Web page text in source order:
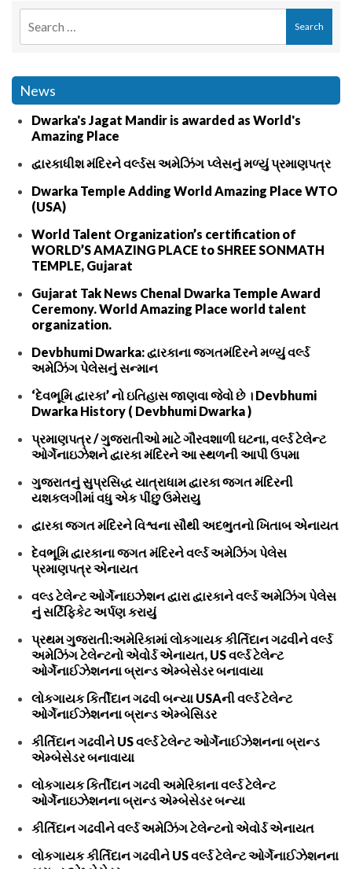
News
Dwarka's Jagat Mandir is awarded as World's
Amazing Place
દ્વારકાધીશ મંદિરને વર્લ્ડસ અમેઝિંગ પ્લેસનું મળ્યું પ્રમાણપત્ર
Dwarka Temple Adding World Amazing Place WTO
(USA)
World Talent Organization’s certification of
WORLD’S AMAZING PLACE to SHREE SONMATH
TEMPLE, Gujarat
Gujarat Tak News Chenal Dwarka Temple Award
Ceremony. World Amazing Place world talent
organization.
Devbhumi Dwarka: દ્વારકાના જગતમંદિરને મળ્યું વર્લ્ડ
અમેઝિંગ પેલેસનું સન્માન
‘દેવભૂમિ દ્વારકા’ નો ઇતિહાસ જાણવા જેવો છે । Devbhumi
Dwarka History ( Devbhumi Dwarka )
પ્રમાણપત્ર / ગુજરાતીઓ માટે ગૌરવશાળી ઘટના, વર્લ્ડ ટેલેન્ટ
ઓર્ગેનાઇઝેશને દ્વારકા મંદિરને આ સ્થળની આપી ઉપમા
ગુજરાતનું સુપ્રસિદ્ધ યાત્રાધામ દ્વારકા જગત મંદિરની
યશકલગીમાં વધુ એક પીંછુ ઉમેરાયુ
દ્વારકા જગત મંદિરને વિશ્વના સૌથી અદભુતનો ખિતાબ એનાયત
દેવભૂમિ દ્વારકાના જગત મંદિરને વર્લ્ડ અમેઝિંગ પેલેસ
પ્રમાણપત્ર એનાયત
વલ્ડ ટેલેન્ટ ઓર્ગેનાઇઝેશન દ્વારા દ્વારકાને વર્લ્ડ અમેઝિંગ પેલેસ
નું સર્ટિફિકેટ અર્પણ કરાયું
પ્રથમ ગુજરાતી:અમેરિકામાં લોકગાયક કીર્તિદાન ગઢવીને વર્લ્ડ
અમેઝિંગ ટેલેન્ટનો એવોર્ડ એનાયત, US વર્લ્ડ ટેલેન્ટ
ઓર્ગેનાઈઝેશનના બ્રાન્ડ એમ્બેસેડર બનાવાયા
લોકગાયક કિર્તીદાન ગઢવી બન્યા USAની વર્લ્ડ ટેલેન્ટ
ઓર્ગેનાઈઝેશનના બ્રાન્ડ એમ્બેસિડર
કીર્તિદાન ગઢવીને US વર્લ્ડ ટેલેન્ટ ઓર્ગેનાઈઝેશનના બ્રાન્ડ
એમ્બેસેડર બનાવાયા
લોકગાયક કિર્તીદાન ગઢવી અમેરિકાના વર્લ્ડ ટેલેન્ટ
ઓર્ગેનાઇઝેશનના બ્રાન્ડ એમ્બેસેડર બન્યા
કીર્તિદાન ગઢવીને વર્લ્ડ અમેઝિંગ ટેલેન્ટનો એવોર્ડ એનાયત
લોકગાયક કીર્તિદાન ગઢવીને US વર્લ્ડ ટેલેન્ટ ઓર્ગેનાઈઝેશનના